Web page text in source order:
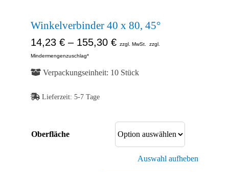
Winkelverbinder 40 x 80, 45°
14,23 € – 155,30 € zzgl. MwSt. zzgl.
Mindermengenzuschlag*
Verpackungseinheit: 10 Stück
Lieferzeit: 5-7 Tage
Oberfläche
Auswahl aufheben